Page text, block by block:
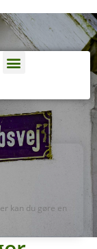
kan du gøre en